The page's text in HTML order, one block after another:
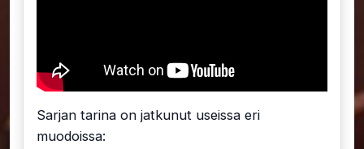
Sarjan tarina on jatkunut useissa eri
muodoissa: